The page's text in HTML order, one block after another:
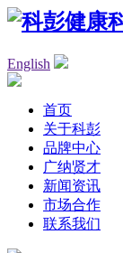
English
首页
关于科彭
品牌中心
广纳贤才
新闻资讯
市场合作
联系我们